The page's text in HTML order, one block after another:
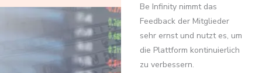
Be Infinity nimmt das
Feedback der Mitglieder
sehr ernst und nutzt es, um
die Plattform kontinuierlich
zu verbessern.